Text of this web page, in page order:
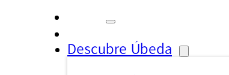
Descubre Úbeda